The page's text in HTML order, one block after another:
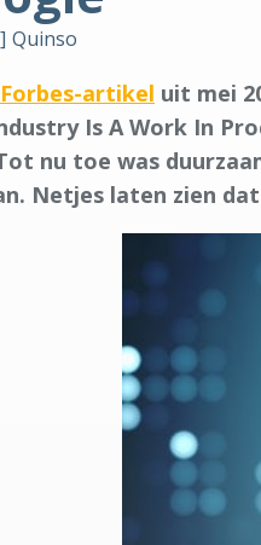
Quinso
Forbes-artikel uit mei
Is A Work In
nu toe was
Netjes laten zien